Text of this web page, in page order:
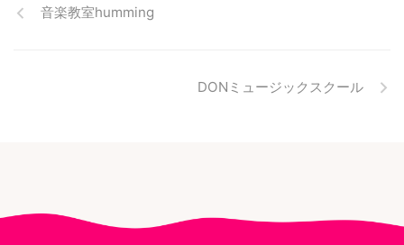
音楽教室humming
DONミュージックスクール